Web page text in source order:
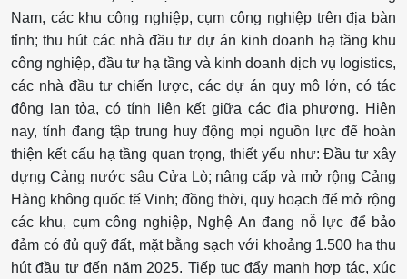
Nam, các khu công nghiệp, cụm công nghiệp trên địa bàn
tỉnh; thu hút các nhà đầu tư dự án kinh doanh hạ tầng khu
công nghiệp, đầu tư hạ tầng và kinh doanh dịch vụ logistics,
các nhà đầu tư chiến lược, các dự án quy mô lớn, có tác
động lan tỏa, có tính liên kết giữa các địa phương. Hiện
nay, tỉnh đang tập trung huy động mọi nguồn lực để hoàn
thiện kết cấu hạ tầng quan trọng, thiết yếu như: Đầu tư xây
dựng Cảng nước sâu Cửa Lò; nâng cấp và mở rộng Cảng
Hàng không quốc tế Vinh; đồng thời, quy hoạch để mở rộng
các khu, cụm công nghiệp, Nghệ An đang nỗ lực để bảo
đảm có đủ quỹ đất, mặt bằng sạch với khoảng 1.500 ha thu
hút đầu tư đến năm 2025. Tiếp tục đẩy mạnh hợp tác, xúc